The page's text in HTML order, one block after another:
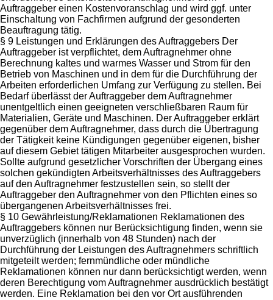
Auftraggeber einen Kostenvoranschlag und wird ggf. unter
Einschaltung von Fachfirmen aufgrund der gesonderten
Beauftragung tätig.
§ 9 Leistungen und Erklärungen des Auftraggebers Der
Auftraggeber ist verpflichtet, dem Auftragnehmer ohne
Berechnung kaltes und warmes Wasser und Strom für den
Betrieb von Maschinen und in dem für die Durchführung der
Arbeiten erforderlichen Umfang zur Verfügung zu stellen. Bei
Bedarf überlässt der Auftraggeber dem Auftragnehmer
unentgeltlich einen geeigneten verschließbaren Raum für
Materialien, Geräte und Maschinen. Der Auftraggeber erklärt
gegenüber dem Auftragnehmer, dass durch die Übertragung
der Tätigkeit keine Kündigungen gegenüber eigenen, bisher
auf diesem Gebiet tätigen Mitarbeiter ausgesprochen wurden.
Sollte aufgrund gesetzlicher Vorschriften der Übergang eines
solchen gekündigten Arbeitsverhältnisses des Auftraggebers
auf den Auftragnehmer festzustellen sein, so stellt der
Auftraggeber den Auftragnehmer von den Pflichten eines so
übergangenen Arbeitsverhältnisses frei.
§ 10 Gewährleistung/Reklamationen Reklamationen des
Auftraggebers können nur Berücksichtigung finden, wenn sie
unverzüglich (innerhalb von 48 Stunden) nach der
Durchführung der Leistungen des Auftragnehmers schriftlich
mitgeteilt werden; fernmündliche oder mündliche
Reklamationen können nur dann berücksichtigt werden, wenn
deren Berechtigung vom Auftragnehmer ausdrücklich bestätigt
werden. Eine Reklamation bei den vor Ort ausführenden